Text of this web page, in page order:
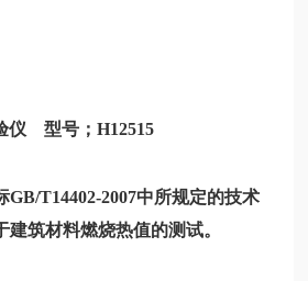
仪 型号；H12515
GB/T14402-2007中所规定的技术
筑材料燃烧热值的测试。